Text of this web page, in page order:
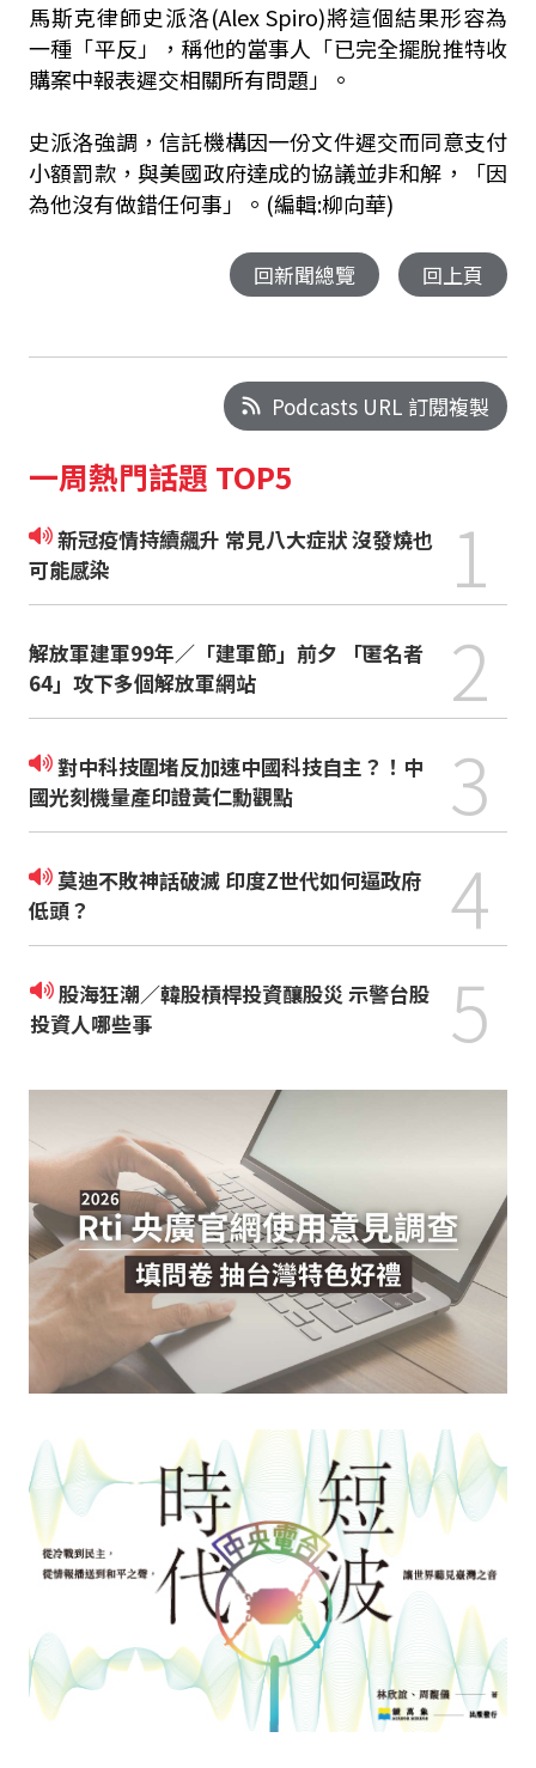
馬斯克律師史派洛(Alex Spiro)將這個結果形容為
一種「平反」，稱他的當事人「已完全擺脫推特收
購案中報表遲交相關所有問題」。
史派洛強調，信託機構因一份文件遲交而同意支付
小額罰款，與美國政府達成的協議並非和解，「因
為他沒有做錯任何事」。(編輯:柳向華)
回新聞總覽 回上頁
Podcasts URL 訂閱複製
一周熱門話題 TOP5
新冠疫情持續飆升 常見八大症狀 沒發燒也
可能感染
1
解放軍建軍99年／「建軍節」前夕 「匿名者
64」攻下多個解放軍網站
2
對中科技圍堵反加速中國科技自主？！中
國光刻機量產印證黃仁勳觀點
3
莫迪不敗神話破滅 印度Z世代如何逼政府
低頭？
4
股海狂潮／韓股槓桿投資釀股災 示警台股
投資人哪些事
5